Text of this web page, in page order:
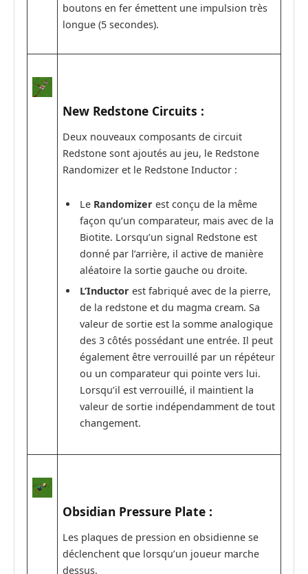
boutons en fer émettent une impulsion très
longue (5 secondes).
New Redstone Circuits :
Deux nouveaux composants de circuit
Redstone sont ajoutés au jeu, le Redstone
Randomizer et le Redstone Inductor :
Le Randomizer est conçu de la même
façon qu’un comparateur, mais avec de la
Biotite. Lorsqu’un signal Redstone est
donné par l’arrière, il active de manière
aléatoire la sortie gauche ou droite.
L’Inductor est fabriqué avec de la pierre,
de la redstone et du magma cream. Sa
valeur de sortie est la somme analogique
des 3 côtés possédant une entrée. Il peut
également être verrouillé par un répéteur
ou un comparateur qui pointe vers lui.
Lorsqu’il est verrouillé, il maintient la
valeur de sortie indépendamment de tout
changement.
Obsidian Pressure Plate :
Les plaques de pression en obsidienne se
déclenchent que lorsqu’un joueur marche
dessus.